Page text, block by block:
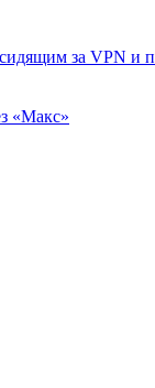
за VPN и
«Макс»